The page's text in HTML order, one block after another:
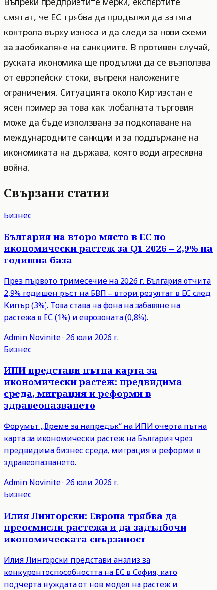
смятат, че ЕС трябва да продължи да затяга
контрола върху износа и да следи за нови схеми
за заобикаляне на санкциите. В противен случай,
руската икономика ще продължи да се възползва
от европейски стоки, въпреки наложените
ограничения. Ситуацията около Киргизстан е
ясен пример за това как глобалната търговия
може да бъде използвана за подкопаване на
международните санкции и за поддържане на
икономиката на държава, която води агресивна
война.
Свързани статии
Бизнес
България на второ място в ЕС по
икономически растеж за Q1 2026 – 2,9% на
годишна база
През първото тримесечие на 2026 г. България отчита
2,9% годишен ръст на БВП – втори резултат в ЕС след
Кипър (3%). Това става на фона на забавяне на
растежа в ЕС (1%) и еврозоната (0,8%).
Admin Novinite· 26 юли 2026 г.
Бизнес
ИПИ представи пътна карта за
икономически растеж: предвидима
среда, миграция и реформи в
здравеопазването
Форумът „Време за напредък“ на ИПИ очерта пътна
карта за икономически растеж на България чрез
предвидима бизнес среда, миграция и реформи в
здравеопазването.
Admin Novinite· 26 юли 2026 г.
Бизнес
Илия Лингорски: Европа трябва да
преосмисли растежа и да задълбочи
икономическата свързаност
Илия Лингорски представи анализ за
конкурентоспособността на ЕС в София, като
подчерта нуждата от нов модел на растеж и